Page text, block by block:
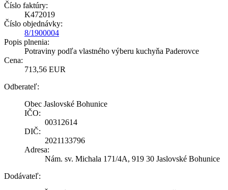
Číslo faktúry:
K472019
Číslo objednávky:
8/1900004
Popis plnenia:
Potraviny podľa vlastného výberu kuchyňa Paderovce
Cena:
713,56 EUR
Odberateľ:
Obec Jaslovské Bohunice
IČO:
00312614
DIČ:
2021133796
Adresa:
Nám. sv. Michala 171/4A, 919 30 Jaslovské Bohunice
Dodávateľ: